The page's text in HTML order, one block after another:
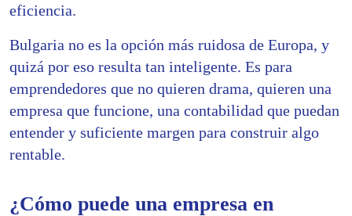
eficiencia.
Bulgaria no es la opción más ruidosa de Europa, y
quizá por eso resulta tan inteligente. Es para
emprendedores que no quieren drama, quieren una
empresa que funcione, una contabilidad que puedan
entender y suficiente margen para construir algo
rentable.
¿Cómo puede una empresa en